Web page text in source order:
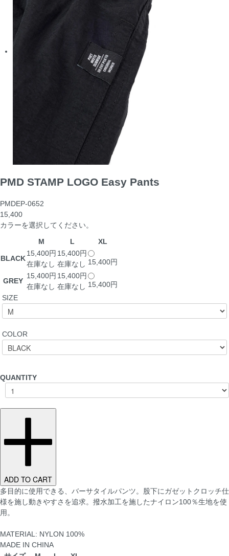
PMD STAMP LOGO Easy Pants
PMDEP-0652
15,400
カラーを選択してください。
M
L XL
BLACK
15,400円
在庫なし
15,400円
在庫なし 15,400円
GREY
15,400円
在庫なし
15,400円
在庫なし 15,400円
SIZE
COLOR
QUANTITY
ADD TO CART
多目的に使用できる、バーサタイルパンツ。股下にガゼットクロッチ仕
様を施し動きやすさを追求。撥水加工を施したナイロン100％生地を使
用。
MATERIAL: NYLON 100%
MADE IN CHINA